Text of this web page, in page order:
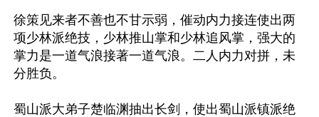
徐策见来者不善也不甘示弱，催动内力接连使出两
项少林派绝技，少林推山掌和少林追风掌，强大的
掌力是一道气浪接著一道气浪。二人内力对拼，未
分胜负。
蜀山派大弟子楚临渊抽出长剑，使出蜀山派镇派绝